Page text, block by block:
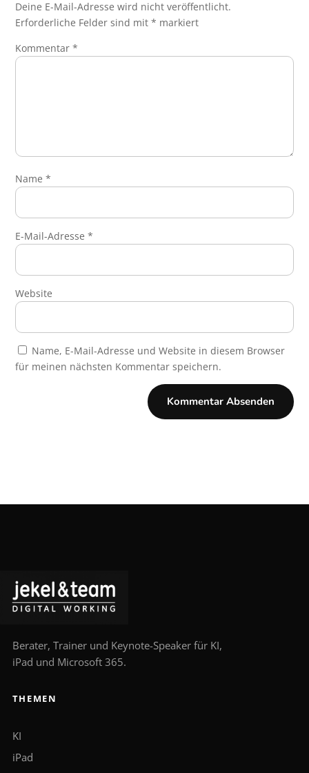
Deine E-Mail-Adresse wird nicht veröffentlicht.
Erforderliche Felder sind mit* markiert
Kommentar*
Name*
E-Mail-Adresse*
Website
Name, E-Mail-Adresse und Website in diesem Browser
für meinen nächsten Kommentar speichern.
Berater, Trainer und Keynote-Speaker für KI,
iPad und Microsoft 365.
THEMEN
KI
iPad